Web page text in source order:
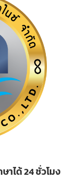
ได้ 24 ชั่วโมง